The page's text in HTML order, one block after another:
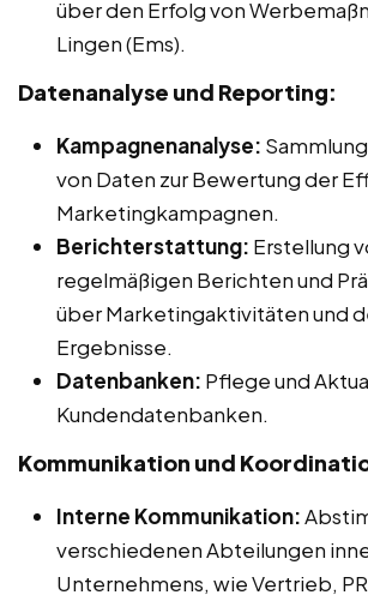
über den Erfolg von
Lingen (Ems).
Datenanalyse und Reporting:
Kampagnenanalyse:
von Daten zur Bewertung der
Marketingkampagnen.
Berichterstattung: Erstellung
regelmäßigen Berichten und
über Marketingaktivitäten und
Ergebnisse.
Datenbanken: Pflege und
Kundendatenbanken.
Kommunikation und
Interne Kommunikation:
verschiedenen Abteilungen
Unternehmens, wie Vertrieb,